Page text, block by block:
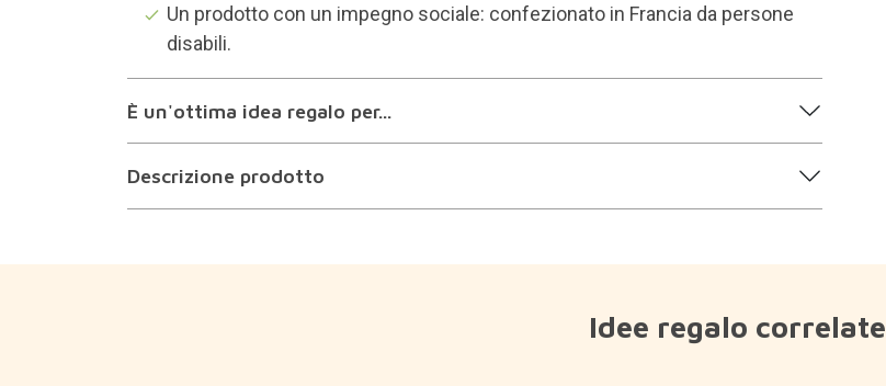
Un prodotto con un impegno sociale: confezionato in Francia da persone
disabili.
È un'ottima idea regalo per...
Descrizione prodotto
Idee regalo correlate